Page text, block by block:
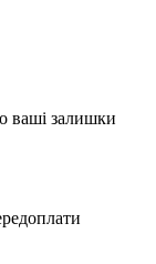
ваші залишки